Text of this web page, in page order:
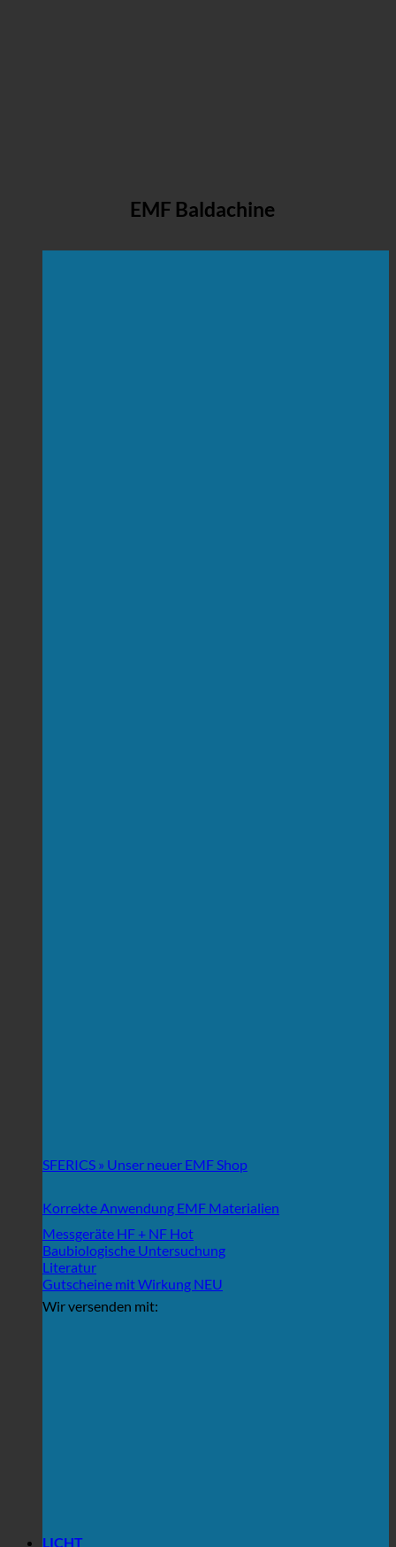
EMF Baldachine
SFERICS » Unser neuer EMF Shop
Korrekte Anwendung EMF Materialien
Messgeräte HF + NF
Baubiologische Untersuchung
Literatur
Gutscheine mit Wirkung
Wir versenden mit:
LICHT